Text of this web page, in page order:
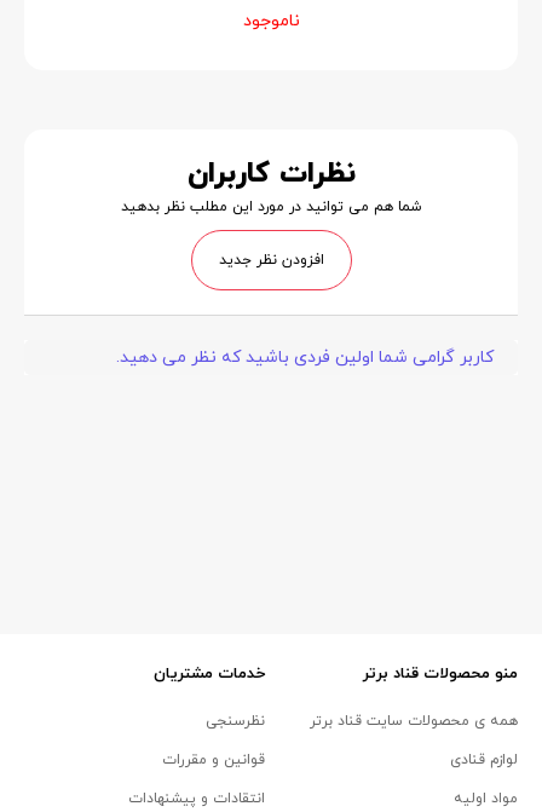
ناموجود
نظرات کاربران
شما هم می توانید در مورد این مطلب نظر بدهید
افزودن نظر جدید
کاربر گرامی شما اولین فردی باشید که نظر می دهید.
منو محصولات قناد برتر
همه ی محصولات سایت قناد برتر
لوازم قنادی
مواد اولیه
خدمات مشتریان
نظرسنجی
قوانین و مقررات
انتقادات و پیشنهادات